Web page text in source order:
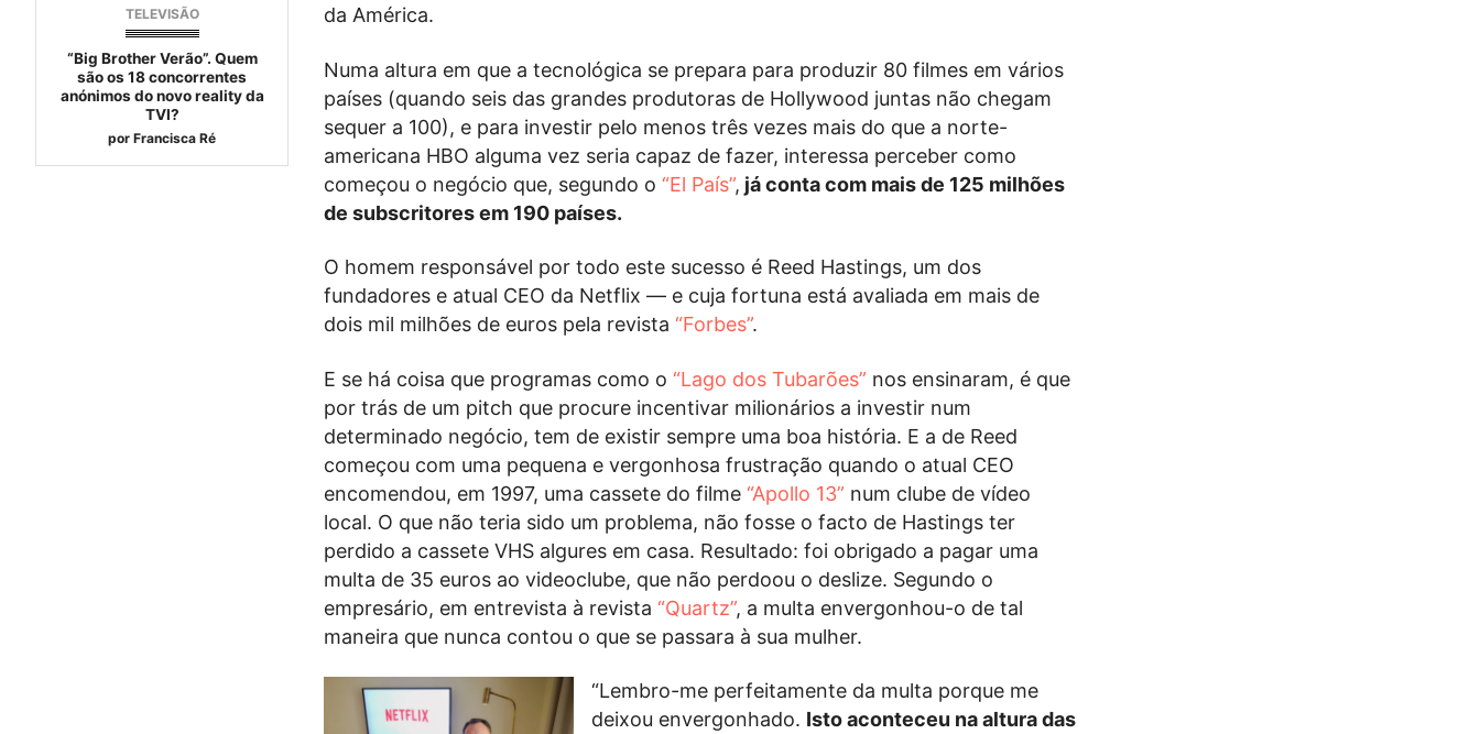
TELEVISÃO
“Big Brother Verão”. Quem
são os 18 concorrentes
anónimos do novo reality da
TVI?
por Francisca Ré
da América.
Numa altura em que a tecnológica se prepara para produzir 80 filmes em vários
países (quando seis das grandes produtoras de Hollywood juntas não chegam
sequer a 100), e para investir pelo menos três vezes mais do que a norte-
americana HBO alguma vez seria capaz de fazer, interessa perceber como
começou o negócio que, segundo o“El País”, já conta com mais de 125 milhões
de subscritores em 190 países.
O homem responsável por todo este sucesso é Reed Hastings, um dos
fundadores e atual CEO da Netflix — e cuja fortuna está avaliada em mais de
dois mil milhões de euros pela revista“Forbes”.
E se há coisa que programas como o“Lago dos Tubarões” nos ensinaram, é que
por trás de um pitch que procure incentivar milionários a investir num
determinado negócio, tem de existir sempre uma boa história. E a de Reed
começou com uma pequena e vergonhosa frustração quando o atual CEO
encomendou, em 1997, uma cassete do filme“Apollo 13” num clube de vídeo
local. O que não teria sido um problema, não fosse o facto de Hastings ter
perdido a cassete VHS algures em casa. Resultado: foi obrigado a pagar uma
multa de 35 euros ao videoclube, que não perdoou o deslize. Segundo o
empresário, em entrevista à revista“Quartz”, a multa envergonhou-o de tal
maneira que nunca contou o que se passara à sua mulher.
“Lembro-me perfeitamente da multa porque me
deixou envergonhado. Isto aconteceu na altura das